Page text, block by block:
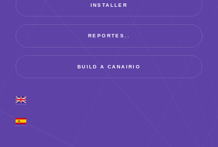
INSTALLER
REPORTES..
BUILD A CANAIRIO